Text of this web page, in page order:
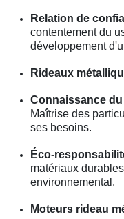
Relation de
contentement du
développement
Rideaux
Connaissance
Maîtrise des
ses besoins.
Éco-
matériaux
environnemental.
Moteurs rideau